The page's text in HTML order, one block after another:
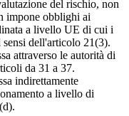
del rischio, non
impone obblighi ai
a livello UE di cui i
dell'articolo 21(3).
attraverso le autorità di
da 31 a 37.
indirettamente
a livello di